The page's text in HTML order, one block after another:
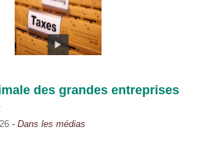
des grandes entreprises
- Dans les médias